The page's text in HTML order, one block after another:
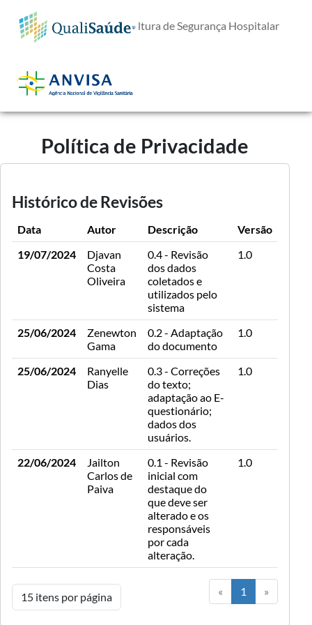
E-Questionário de Cultura de Segurança Hospitalar
Política de Privacidade
Histórico de Revisões
Data Autor Descrição
Versão
19/07/2024
Djavan
Costa
Oliveira
0.4 - Revisão
dos dados
coletados e
utilizados pelo
sistema
1.0
25/06/2024
Zenewton
Gama
0.2 - Adaptação
do documento
1.0
25/06/2024
Ranyelle
Dias
0.3 - Correções
do texto;
adaptação ao E-
questionário;
dados dos
usuários.
1.0
22/06/2024
Jailton
Carlos de
Paiva
0.1 - Revisão
inicial com
destaque do
que deve ser
alterado e os
responsáveis
por cada
alteração.
1.0
« 1 »